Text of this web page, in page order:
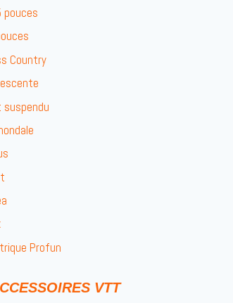
pouces
Country
Profun
VTT